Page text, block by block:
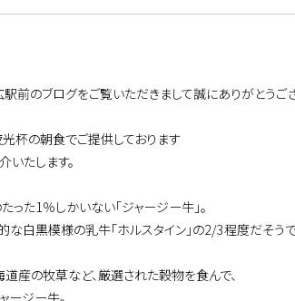
前のブログをご覧いただきまして誠にありがとうござ
杯の朝食でご提供しております
たします。
た1％しかいない「ジャージー牛」。
白黒模様の乳牛「ホルスタイン」の2/3程度だそうで
産の牧草など、厳選された穀物を食んで、